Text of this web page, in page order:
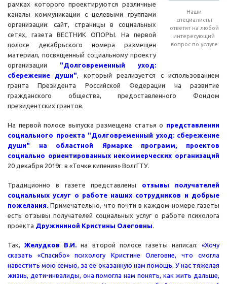
Наши
специалисты
ответят на любой
интересующий
вопрос по услуге
рамках которого проектируются различные
каналы коммуникации с целевыми группами
организации: сайт, страницы в социальных
сетях, газета ВЕСТНИК ОПОРЫ. На первой
полосе декабрьского номера размещен
материал, посвященный социальному проекту
организации "Долговременный уход:
сбережение души", который реализуется с использованием
гранта Президента Российской Федерации на развитие
гражданского общества, предоставленного Фондом
президентских грантов.
На первой полосе выпуска размещена статья о представлении
социального проекта "Долговременный уход: сбережение
души" на областной Ярмарке программ, проектов
социально ориентированных некоммерческих организаций
20 декабря 2019г. в «Точке кипения» ВолгГТУ.
Традиционно в газете представлены отзывы получателей
социальных услуг о работе наших сотрудников и добрые
пожелания. Примечательно, что почти в каждом номере газеты
есть отзывы получателей социальных услуг о работе психолога
проекта Дружининой Кристины Олеговны.
Так,Желудков В.И. на второй полосе газеты написал: «Хочу
сказать «Спасибо» психологу Кристине Олеговне, что смогла
навестить мою семью, за ее оказанную нам помощь. У нас тяжелая
жизнь, дети-инвалиды, она помогла нам понять, как жить дальше,